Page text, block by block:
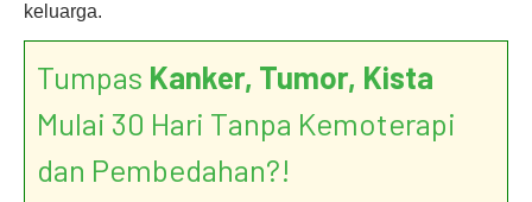
keluarga.
Tumpas Kanker, Tumor, Kista
Mulai 30 Hari Tanpa Kemoterapi
dan Pembedahan?!